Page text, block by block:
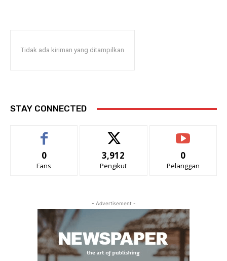
Tidak ada kiriman yang ditampilkan
STAY CONNECTED
0
Fans
3,912
Pengikut
0
Pelanggan
- Advertisement -